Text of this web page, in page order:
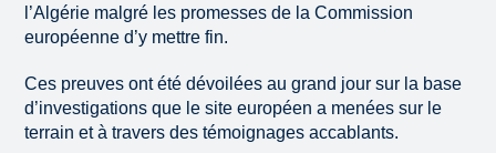
l’Algérie malgré les promesses de la Commission
européenne d’y mettre fin.
Ces preuves ont été dévoilées au grand jour sur la base
d’investigations que le site européen a menées sur le
terrain et à travers des témoignages accablants.